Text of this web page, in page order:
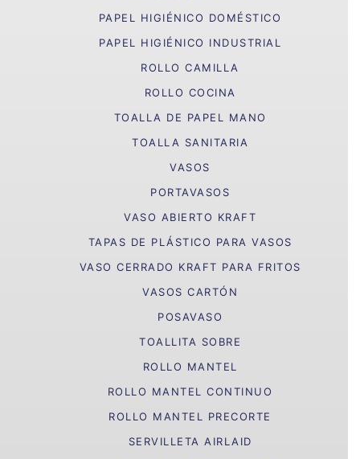
PAPEL HIGIÉNICO DOMÉSTICO
PAPEL HIGIÉNICO INDUSTRIAL
ROLLO CAMILLA
ROLLO COCINA
TOALLA DE PAPEL MANO
TOALLA SANITARIA
VASOS
PORTAVASOS
VASO ABIERTO KRAFT
TAPAS DE PLÁSTICO PARA VASOS
VASO CERRADO KRAFT PARA FRITOS
VASOS CARTÓN
POSAVASO
TOALLITA SOBRE
ROLLO MANTEL
ROLLO MANTEL CONTINUO
ROLLO MANTEL PRECORTE
SERVILLETA AIRLAID